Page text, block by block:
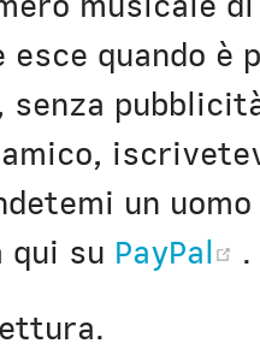
Civica
quando è
un
qui su PayPal
.